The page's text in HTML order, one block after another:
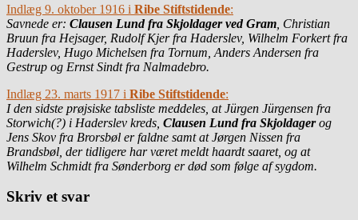
Indlæg 9. oktober 1916 i Ribe Stiftstidende:
Savnede er: Clausen Lund fra Skjoldager ved Gram , Christian
Bruun fra Hejsager, Rudolf Kjer fra Haderslev, Wilhelm Forkert fra
Haderslev, Hugo Michelsen fra Tornum, Anders Andersen fra
Gestrup og Ernst Sindt fra Nalmadebro.
Indlæg 23. marts 1917 i Ribe Stiftstidende:
I den sidste prøjsiske tabsliste meddeles, at Jürgen Jürgensen fra
Storwich(?) i Haderslev kreds, Clausen Lund fra Skjoldagerog
Jens Skov fra Brorsbøl er faldne samt at Jørgen Nissen fra
Brandsbøl, der tidligere har været meldt haardt saaret, og at
Wilhelm Schmidt fra Sønderborg er død som følge af sygdom.
Skriv et svar